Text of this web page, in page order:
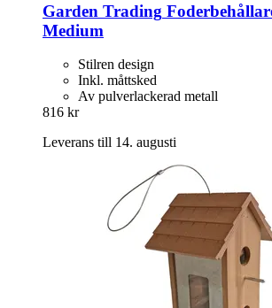
Garden Trading
Medium
Stilren design
Inkl. måttsked
Av pulverlackerad metall
816 kr
Leverans till 14. augusti